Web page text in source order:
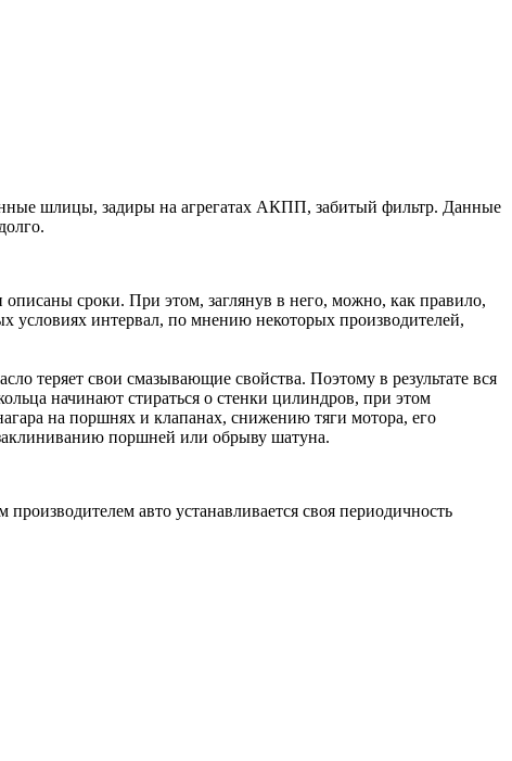
шлицы, задиры на агрегатах АКПП, забитый фильтр. Данные
сроки. При этом, заглянув в него, можно, как правило,
интервал, по мнению некоторых производителей,
теряет свои смазывающие свойства. Поэтому в результате вся
начинают стираться о стенки цилиндров, при этом
на поршнях и клапанах, снижению тяги мотора, его
поршней или обрыву шатуна.
авто устанавливается своя периодичность